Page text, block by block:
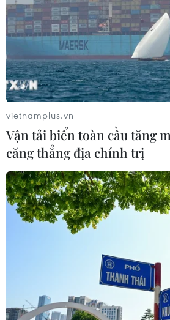
vietnamplus.vn
Vận tải biển toàn cầu tăng
căng thẳng địa chính trị